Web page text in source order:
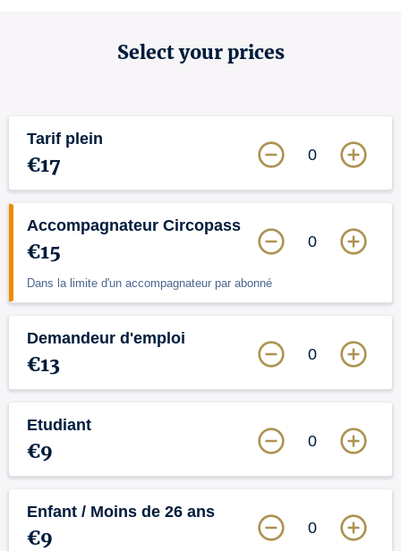
Select your prices
Tarif plein
€17 0
Accompagnateur Circopass
€15
Dans la limite d'un accompagnateur par abonné
0
Demandeur d'emploi
€13 0
Etudiant
€9 0
Enfant / Moins de 26 ans
€9 0